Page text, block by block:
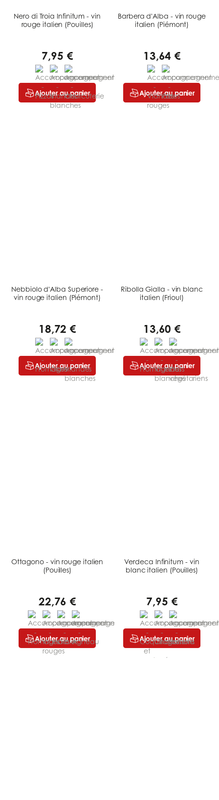
Nero di Troia Infinitum - vin
rouge italien (Pouilles)
7,95 €
Ajouter au panier
Barbera d'Alba - vin rouge
italien (Piémont)
13,64 €
Ajouter au panier
Nebbiolo d'Alba Superiore -
vin rouge italien (Piémont)
18,72 €
Ajouter au panier
Ribolla Gialla - vin blanc
italien (Frioul)
13,60 €
Ajouter au panier
Ottagono - vin rouge italien
(Pouilles)
22,76 €
Ajouter au panier
Verdeca Infinitum - vin
blanc italien (Pouilles)
7,95 €
Ajouter au panier